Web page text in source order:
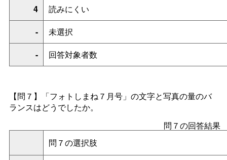
4
読みにくい
-
未選択
-
回答対象者数
【問７】「フォトしまね７月号」の文字と写真の量のバ
ランスはどうでしたか。
問７の回答結果
問７の選択肢